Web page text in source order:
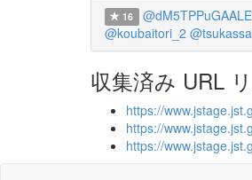
16
@koubaitori_2
収集済み URL
https://
https://
https://